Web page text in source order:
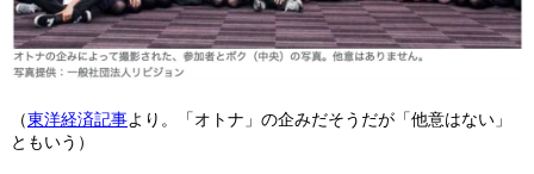
（東洋経済記事より。「オトナ」の企みだそうだが「他意はない」
ともいう）